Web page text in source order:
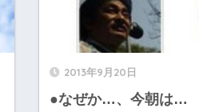
2013年9月20日
●なぜか…、今朝は…